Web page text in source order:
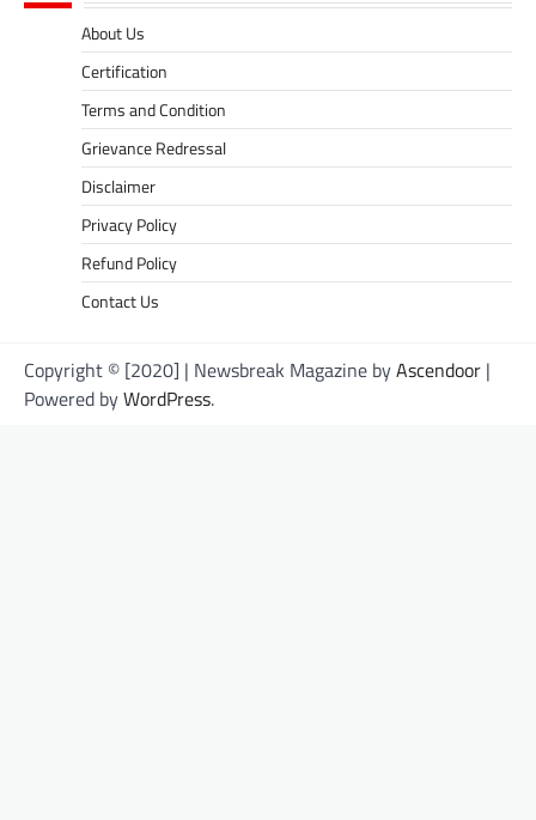
About Us
Certification
Terms and Condition
Grievance Redressal
Disclaimer
Privacy Policy
Refund Policy
Contact Us
Copyright © [2020] | Newsbreak Magazine byAscendoor |
Powered byWordPress.